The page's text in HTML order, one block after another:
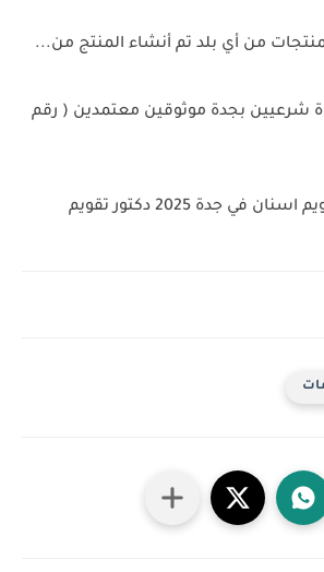
من أي بلد تم أنشاء المنتج من...
شرعيين بجدة موثوقين معتمدين ( رقم
أفضل عيادة تقويم اسنان في جدة 2025 دكتور تقويم